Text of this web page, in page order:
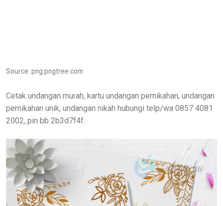
Source: png.pngtree.com
Cetak undangan murah, kartu undangan pernikahan, undangan
pernikahan unik, undangan nikah hubungi telp/wa 0857 4081
2002, pin bb 2b3d7f4f.